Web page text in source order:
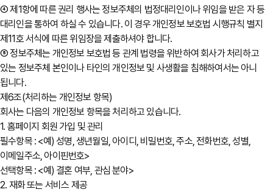
④ 제1항에 따른 권리 행사는 정보주체의 법정대리인이나 위임을 받은 자 등
대리인을 통하여 하실 수 있습니다. 이 경우 개인정보 보호법 시행규칙 별지
제11호 서식에 따른 위임장을 제출하셔야 합니다.
⑤ 정보주체는 개인정보 보호법 등 관계 법령을 위반하여 회사가 처리하고
있는 정보주체 본인이나 타인의 개인정보 및 사생활을 침해하여서는 아니
됩니다.
제6조(처리하는 개인정보 항목)
회사는 다음의 개인정보 항목을 처리하고 있습니다.
1. 홈페이지 회원 가입 및 관리
필수항목 : <예) 성명, 생년월일, 아이디, 비밀번호, 주소, 전화번호, 성별,
이메일주소, 아이핀번호>
선택항목 : <예) 결혼 여부, 관심 분야>
2. 재화 또는 서비스 제공